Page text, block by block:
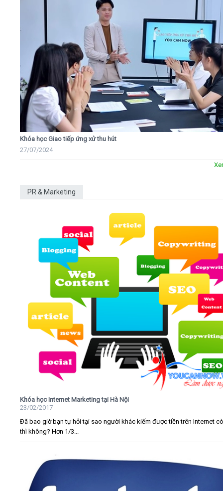
Khóa học Giao tiếp ứng xử thu hút
27/07/2024
PR & Marketing
Khóa học Internet Marketing tại Hà Nội
23/02/2017
Đã bao giờ bạn tự hỏi tại sao người khác kiếm được tiền trên Internet
thì không? Hơn 1/3...